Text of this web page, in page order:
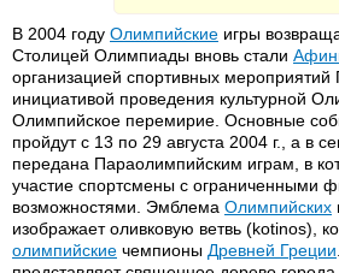
В 2004 году Олимпийские игры
Столицей Олимпиады вновь стали
организацией спортивных мероприятий
инициативой проведения культурной
Олимпийское перемирие. Основные
пройдут с 13 по 29 августа 2004 г., а в
передана Параолимпийским играм, в
участие спортсмены с ограниченными
возможностями. Эмблема Олимпийских
изображает оливковую ветвь (kotinos),
олимпийские чемпионы Древней Греции